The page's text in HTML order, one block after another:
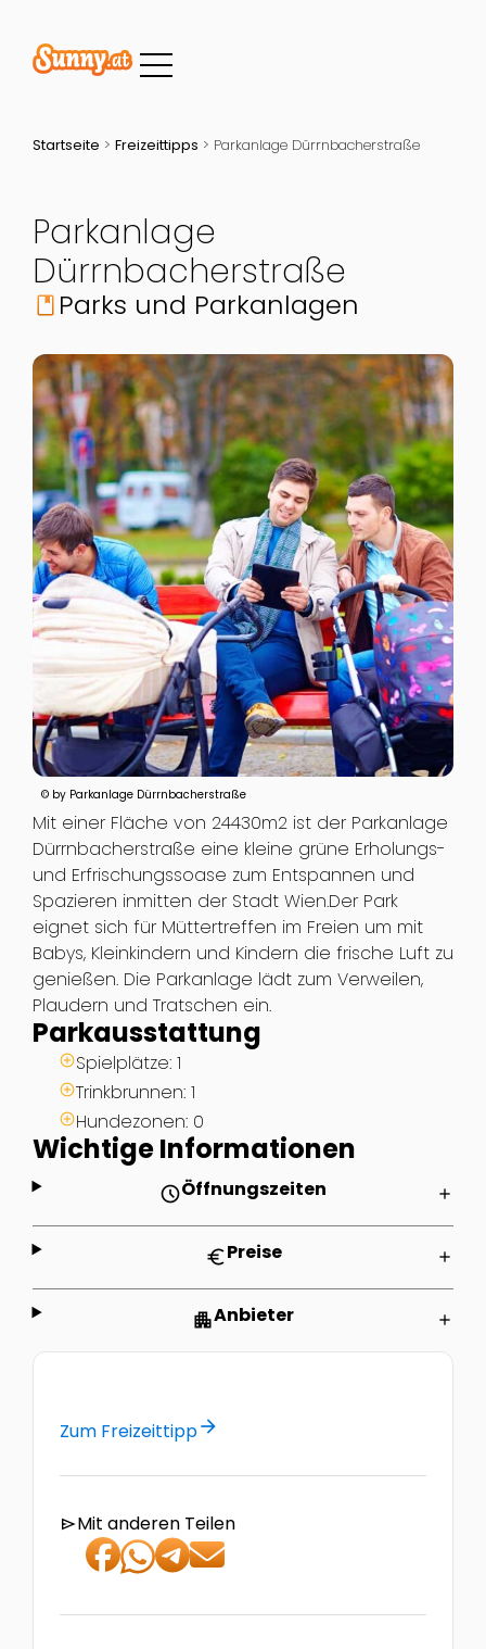
Startseite > Freizeittipps > Parkanlage Dürrnbacherstraße
Parkanlage
Dürrnbacherstraße
book Parks und Parkanlagen
© by Parkanlage Dürrnbacherstraße
Mit einer Fläche von 24430m2 ist der Parkanlage
Dürrnbacherstraße eine kleine grüne Erholungs-
und Erfrischungssoase zum Entspannen und
Spazieren inmitten der Stadt Wien.Der Park
eignet sich für Müttertreffen im Freien um mit
Babys, Kleinkindern und Kindern die frische Luft zu
genießen. Die Parkanlage lädt zum Verweilen,
Plaudern und Tratschen ein.
Parkausstattung
Spielplätze: 1
Trinkbrunnen: 1
Hundezonen: 0
Wichtige Informationen
scheduleÖffnungszeiten add
euroPreise add
apartmentAnbieter add
Zum Freizeittipparrow_forward
sendMit anderen Teilen